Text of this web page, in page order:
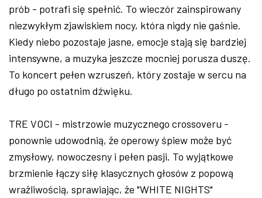
prób - potrafi się spełnić. To wieczór zainspirowany
niezwykłym zjawiskiem nocy, która nigdy nie gaśnie.
Kiedy niebo pozostaje jasne, emocje stają się bardziej
intensywne, a muzyka jeszcze mocniej porusza duszę.
To koncert pełen wzruszeń, który zostaje w sercu na
długo po ostatnim dźwięku.
TRE VOCI - mistrzowie muzycznego crossoveru -
ponownie udowodnią, że operowy śpiew może być
zmysłowy, nowoczesny i pełen pasji. To wyjątkowe
brzmienie łączy siłę klasycznych głosów z popową
wrażliwością, sprawiając, że "WHITE NIGHTS"